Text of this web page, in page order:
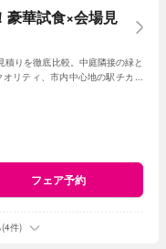
豪華試食×会場見
りを徹底比較。中庭隣接の緑と
リティ、市内中心地の駅チカ好
フェア予約
件)